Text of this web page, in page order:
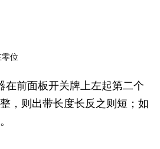
位
在前面板开关牌上左起第二个
，则出带长度长反之则短；如